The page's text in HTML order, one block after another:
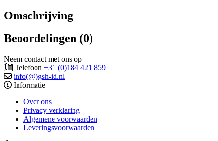
Omschrijving
Beoordelingen (0)
Neem contact met ons op
Telefoon +31 (0)184 421 859
info(@)gsh-id.nl
Informatie
Over ons
Privacy verklaring
Algemene voorwaarden
Leveringsvoorwaarden